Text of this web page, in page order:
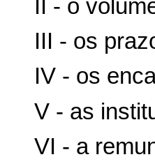
II - o
III - os
IV - os
V - as
VI - a